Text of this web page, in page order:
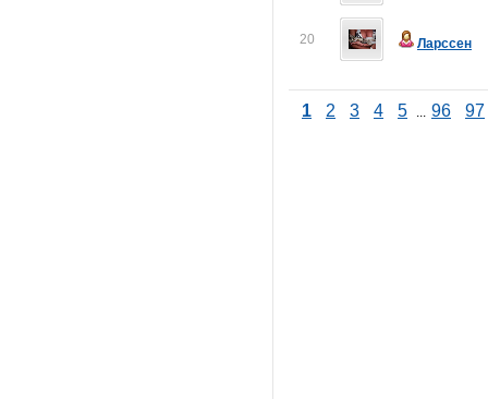
20 Ларссен
1 2 3 4 5 ... 96 97